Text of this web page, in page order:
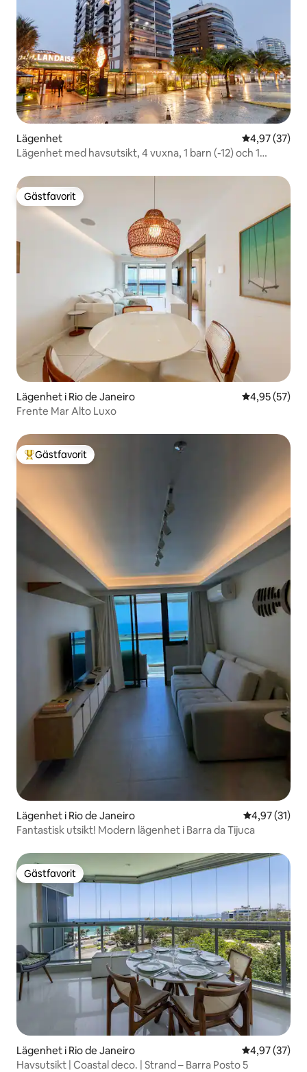
Lägenhet 4,97 av 5 i
4,97 (37)
Lägenhet med havsutsikt, 4 vuxna, 1 barn (-12) och 1
Gästfavorit
Gästfavorit
Lägenhet i Rio de Janeiro 4,95 av 5 i
4,95 (57)
Frente Mar Alto Luxo
Populär gästfavorit
Gästfavorit
Lägenhet i Rio de Janeiro 4,97 av 5 i
4,97 (31)
Fantastisk utsikt! Modern lägenhet i Barra da Tijuca
Gästfavorit
Gästfavorit
Lägenhet i Rio de Janeiro 4,97 av 5 i
4,97 (37)
Havsutsikt | Coastal deco. | Strand – Barra Posto 5